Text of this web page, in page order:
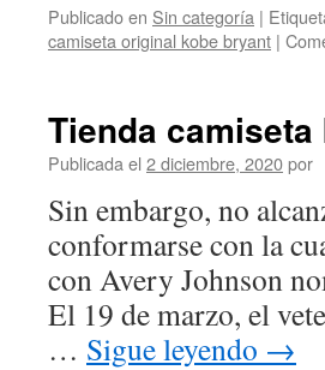
Publicado en Sin categoría |
camiseta original kobe bryant |
Tienda
Publicada el 2 diciembre, 2020por
Sin embargo, no
conformarse con la
con Avery Johnson
El 19 de marzo, el
… Sigue leyendo →